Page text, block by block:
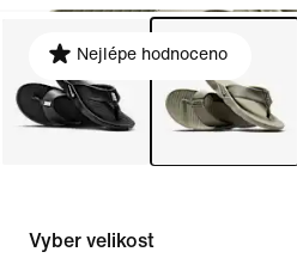
Nejlépe hodnoceno
Vyber velikost